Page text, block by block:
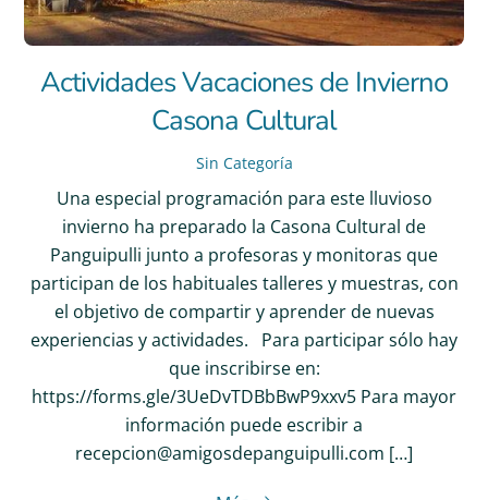
Actividades Vacaciones de Invierno
Casona Cultural
Sin Categoría
Una especial programación para este lluvioso
invierno ha preparado la Casona Cultural de
Panguipulli junto a profesoras y monitoras que
participan de los habituales talleres y muestras, con
el objetivo de compartir y aprender de nuevas
experiencias y actividades. Para participar sólo hay
que inscribirse en:
https://forms.gle/3UeDvTDBbBwP9xxv5 Para mayor
información puede escribir a
recepcion@amigosdepanguipulli.com […]